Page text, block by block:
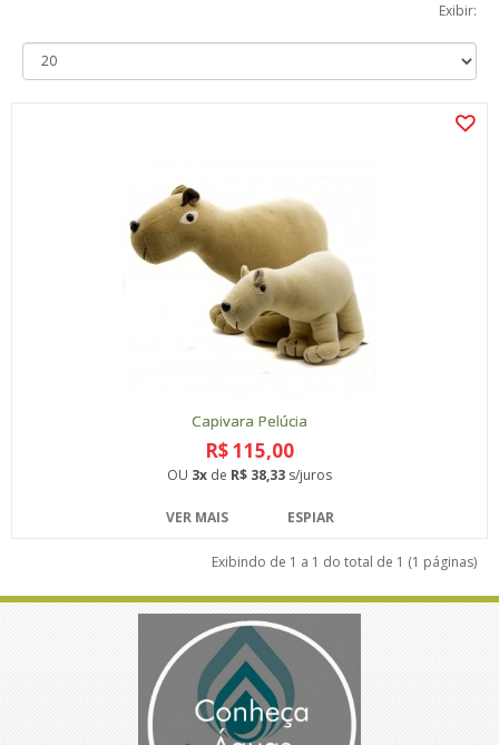
Exibir:
Capivara Pelúcia
R$ 115,00
OU 3x de R$ 38,33 s/juros
VER MAIS ESPIAR
Exibindo de 1 a 1 do total de 1 (1 páginas)